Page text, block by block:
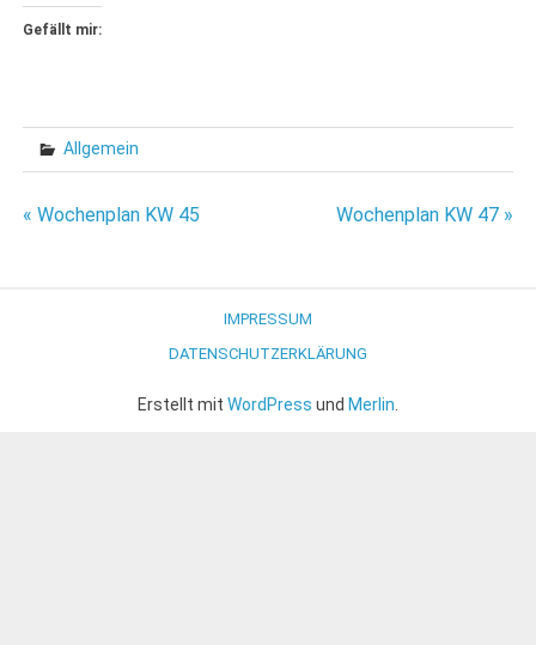
Gefällt mir:
Allgemein
Beitragsnavigation
« Wochenplan KW 45 Wochenplan KW 47 »
IMPRESSUM
DATENSCHUTZERKLÄRUNG
Erstellt mit WordPress und Merlin